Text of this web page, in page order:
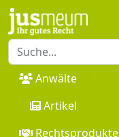
Anwälte
Artikel
Rechtsprodukte